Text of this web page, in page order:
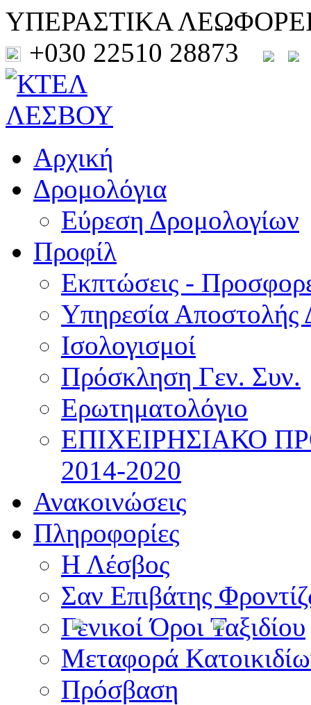
ΥΠΕΡΑΣΤΙΚΑ
+030 22510 28873
Αρχική
Δρομολόγια
Εύρεση Δρομολογίων
Προφίλ
Εκπτώσεις -
Υπηρεσία Αποστολής
Ισολογισμοί
Πρόσκληση Γεν. Συν.
Ερωτηματολόγιο
ΕΠΙΧΕΙΡΗΣΙΑΚΟ
2014-2020
Ανακοινώσεις
Πληροφορίες
Η Λέσβος
Σαν Επιβάτης
Γενικοί Όροι Ταξιδίου
Μεταφορά
Πρόσβαση